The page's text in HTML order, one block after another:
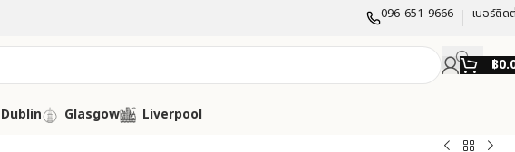
096-651-9666 เบอร์ติด
฿
Dublin Glasgow Liverpool